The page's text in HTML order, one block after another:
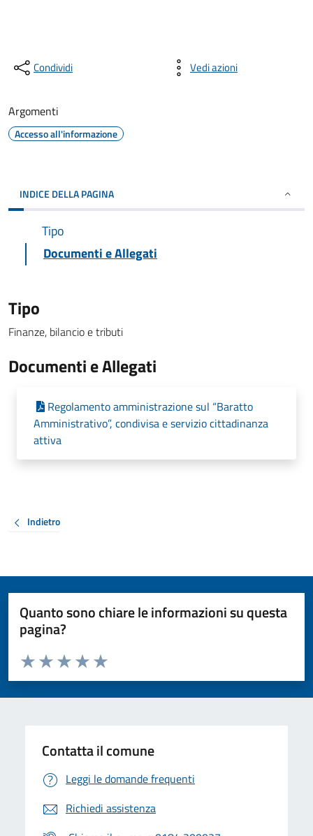
Condividi Vedi azioni
Argomenti
Accesso all'informazione
INDICE DELLA PAGINA
Tipo
Documenti e Allegati
Tipo
Finanze, bilancio e tributi
Documenti e Allegati
Regolamento amministrazione sul “Baratto
Amministrativo”, condivisa e servizio cittadinanza
attiva
Indietro
Quanto sono chiare le informazioni su questa
pagina?
Valuta da 1 a 5 stelle la pagina
Valuta 5 stelle su 5
Valuta 4 stelle su 5
Valuta 3 stelle su 5
Valuta 2 stelle su 5
Valuta 1 stelle su 5
Contatta il comune
Leggi le domande frequenti
Richiedi assistenza